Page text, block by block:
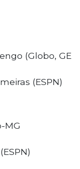
(Globo, GE
(ESPN)
MG